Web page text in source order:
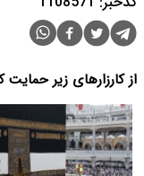
از کارزارهای زیر حمایت